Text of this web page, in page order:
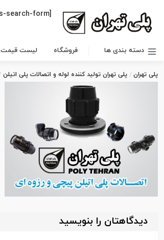
[wcas-search-form]
دسته بندی ها فروشگاه لیست قیمت
پلی تهران پلی تهران تولید کننده لوله و اتصالات پلی اتیلن
دیدگاهتان را بنویسید